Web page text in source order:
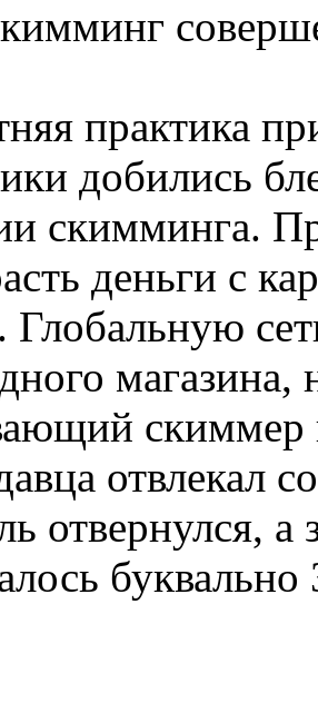
практика
добились
скимминга.
деньги с
Глобальную
скиммер
отвлекал
отвернулся,